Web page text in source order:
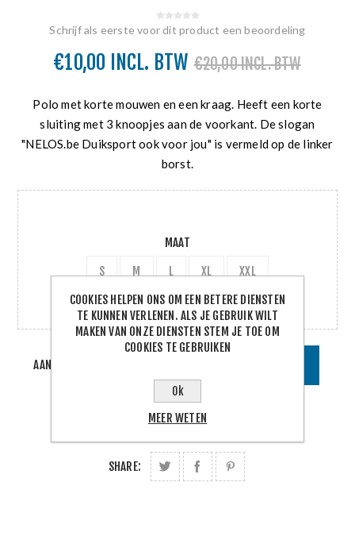
Schrijf als eerste voor dit product een beoordeling
€10,00 INCL. BTW €20,00 INCL. BTW
Polo met korte mouwen en een kraag. Heeft een korte
sluiting met 3 knoopjes aan de voorkant. De slogan
"NELOS.be Duiksport ook voor jou" is vermeld op de linker
borst.
MAAT
S
M L XL XXL
AANTAL:
SHARE:
COOKIES HELPEN ONS OM EEN BETERE DIENSTEN
TE KUNNEN VERLENEN. ALS JE GEBRUIK WILT
MAKEN VAN ONZE DIENSTEN STEM JE TOE OM
COOKIES TE GEBRUIKEN
Ok
MEER WETEN